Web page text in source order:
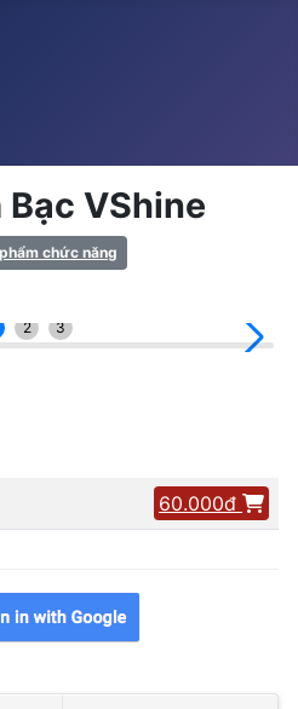
Bạc VShine
chức năng
2 3
60.000đ